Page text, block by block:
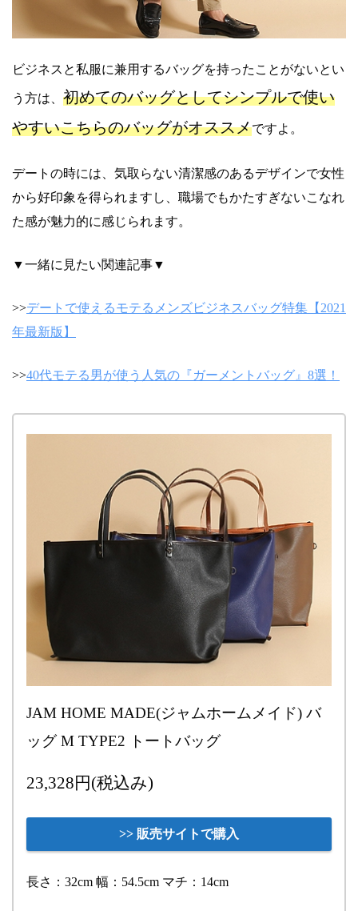
ビジネスと私服に兼用するバッグを持ったことがないとい
う方は、 初めてのバッグとしてシンプルで使い
やすいこちらのバッグがオススメですよ。
デートの時には、気取らない清潔感のあるデザインで女性
から好印象を得られますし、職場でもかたすぎないこなれ
た感が魅力的に感じられます。
▼一緒に見たい関連記事▼
>>デートで使えるモテるメンズビジネスバッグ特集【2021
年最新版】
>>40代モテる男が使う人気の『ガーメントバッグ』8選！
JAM HOME MADE(ジャムホームメイド) バ
ッグ M TYPE2 トートバッグ
23,328円(税込み)
>> 販売サイトで購入
長さ：32cm 幅：54.5cm マチ：14cm